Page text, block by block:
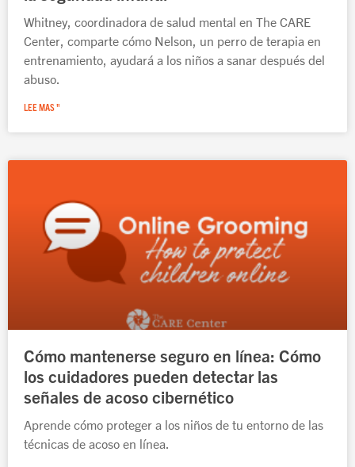
Whitney, coordinadora de salud mental en The CARE
Center, comparte cómo Nelson, un perro de terapia en
entrenamiento, ayudará a los niños a sanar después del
abuso.
LEE MAS "
Cómo mantenerse seguro en línea: Cómo
los cuidadores pueden detectar las
señales de acoso cibernético
Aprende cómo proteger a los niños de tu entorno de las
técnicas de acoso en línea.